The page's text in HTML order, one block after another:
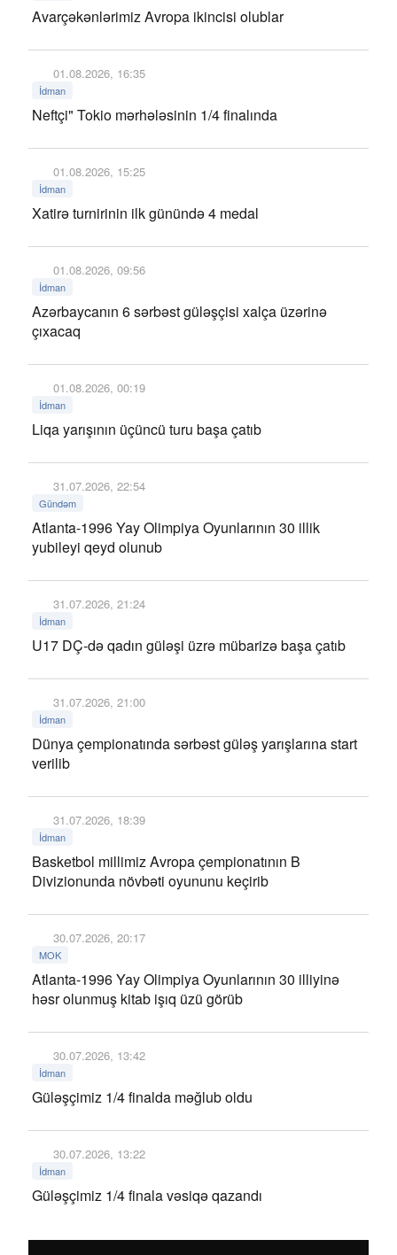
Avarçəkənlərimiz Avropa ikincisi olublar
01.08.2026, 16:35
İdman
Neftçi" Tokio mərhələsinin 1/4 finalında
01.08.2026, 15:25
İdman
Xatirə turnirinin ilk günündə 4 medal
01.08.2026, 09:56
İdman
Azərbaycanın 6 sərbəst güləşçisi xalça üzərinə
çıxacaq
01.08.2026, 00:19
İdman
Liqa yarışının üçüncü turu başa çatıb
31.07.2026, 22:54
Gündəm
Atlanta-1996 Yay Olimpiya Oyunlarının 30 illik
yubileyi qeyd olunub
31.07.2026, 21:24
İdman
U17 DÇ-də qadın güləşi üzrə mübarizə başa çatıb
31.07.2026, 21:00
İdman
Dünya çempionatında sərbəst güləş yarışlarına start
verilib
31.07.2026, 18:39
İdman
Basketbol millimiz Avropa çempionatının B
Divizionunda növbəti oyununu keçirib
30.07.2026, 20:17
MOK
Atlanta-1996 Yay Olimpiya Oyunlarının 30 illiyinə
həsr olunmuş kitab işıq üzü görüb
30.07.2026, 13:42
İdman
Güləşçimiz 1/4 finalda məğlub oldu
30.07.2026, 13:22
İdman
Güləşçimiz 1/4 finala vəsiqə qazandı